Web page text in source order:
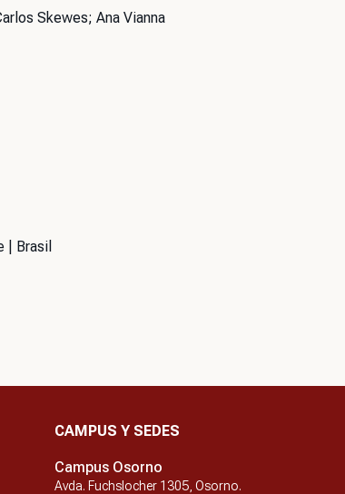
Skewes; Ana Vianna
| Brasil
CAMPUS Y SEDES
Campus Osorno
Avda. Fuchslocher 1305, Osorno.